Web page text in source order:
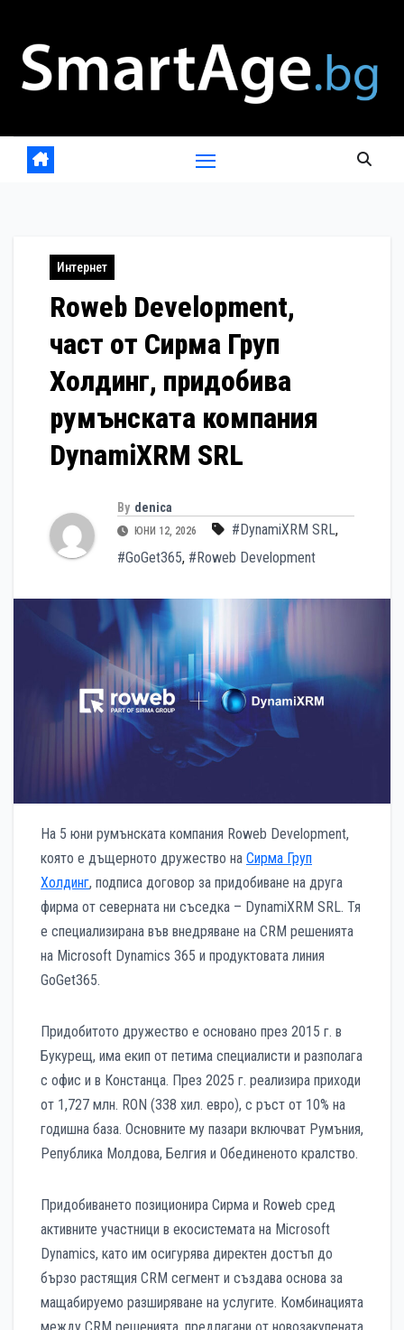
content
Интернет
Roweb Development,
част от Сирма Груп
Холдинг, придобива
румънската компания
DynamiXRM SRL
By denica
ЮНИ 12, 2026 #DynamiXRM SRL,
#GoGet365, #Roweb Development
На 5 юни румънската компания Roweb Development,
която е дъщерното дружество на Сирма Груп
Холдинг, подписа договор за придобиване на друга
фирма от северната ни съседка – DynamiXRM SRL. Тя
е специализирана във внедряване на CRM решенията
на Microsoft Dynamics 365 и продуктовата линия
GoGet365.
Придобитото дружество е основано през 2015 г. в
Букурещ, има екип от петима специалисти и разполага
с офис и в Констанца. През 2025 г. реализира приходи
от 1,727 млн. RON (338 хил. евро), с ръст от 10% на
годишна база. Основните му пазари включват Румъния,
Република Молдова, Белгия и Обединеното кралство.
Придобиването позиционира Сирма и Roweb сред
активните участници в екосистемата на Microsoft
Dynamics, като им осигурява директен достъп до
бързо растящия CRM сегмент и създава основа за
мащабируемо разширяване на услугите. Комбинацията